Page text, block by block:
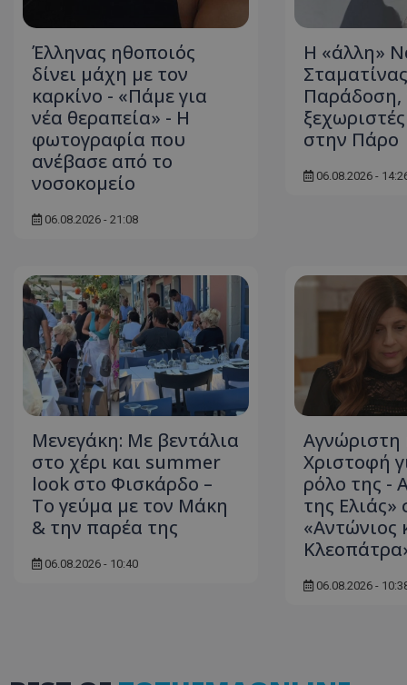
Έλληνας ηθοποιός
δίνει μάχη με τον
καρκίνο - «Πάμε για
νέα θεραπεία» - Η
φωτογραφία που
ανέβασε από το
νοσοκομείο
06.08.2026 - 21:08
Η «άλλη»
Παράδοση,
στην Πάρο
06.08.2026 -
Μενεγάκη: Με βεντάλια
στο χέρι και summer
look στο Φισκάρδο –
Το γεύμα με τον Μάκη
& την παρέα της
06.08.2026 - 10:40
Αγνώριστη
Χριστοφή
ρόλο της -
της Ελιάς»
«Αντώνιος
06.08.2026 -
__cf_bm
msToken